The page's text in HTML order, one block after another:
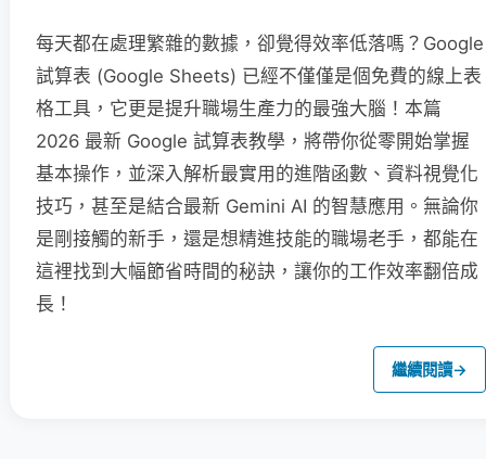
每天都在處理繁雜的數據，卻覺得效率低落嗎？Google
試算表 (Google Sheets) 已經不僅僅是個免費的線上表
格工具，它更是提升職場生產力的最強大腦！本篇
2026 最新 Google 試算表教學，將帶你從零開始掌握
基本操作，並深入解析最實用的進階函數、資料視覺化
技巧，甚至是結合最新 Gemini AI 的智慧應用。無論你
是剛接觸的新手，還是想精進技能的職場老手，都能在
這裡找到大幅節省時間的秘訣，讓你的工作效率翻倍成
長！
繼續閱讀→